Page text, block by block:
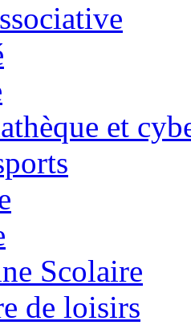
et
Scolaire
de loisirs